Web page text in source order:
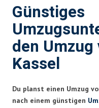
Günstiges
den Umzug
Kassel
Du planst einen Umzug
nach einem günstigen